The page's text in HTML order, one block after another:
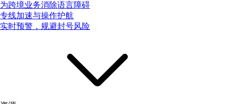
为跨境业务消除语言障碍
专线加速与操作护航
实时预警，规避封号风险